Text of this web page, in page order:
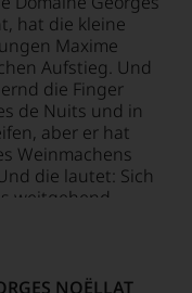
hat die kleine
Maxime
Aufstieg. Und
die Finger
de Nuits und in
aber er hat
Weinmachens
die lautet: Sich
weitgehend
wo es
Domäne im
NOËLLAT